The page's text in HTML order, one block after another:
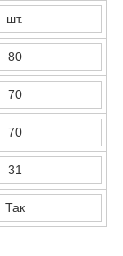
шт.
80
70
70
31
Так